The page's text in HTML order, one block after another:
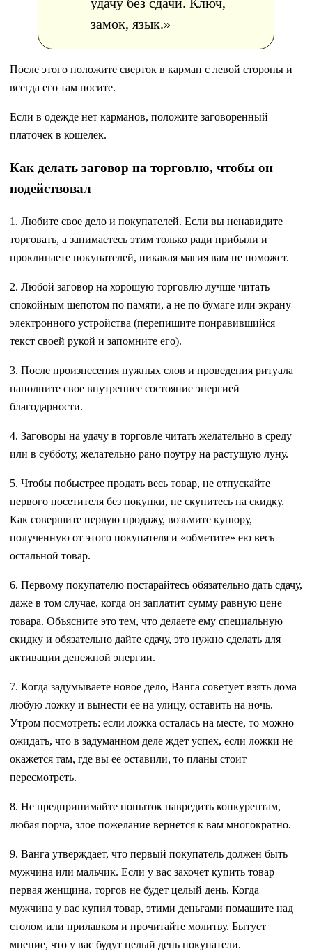
замок, язык.»
После этого положите сверток в карман с левой стороны и
всегда его там носите.
Если в одежде нет карманов, положите заговоренный
платочек в кошелек.
Как делать заговор на торговлю, чтобы он
подействовал
1. Любите свое дело и покупателей. Если вы ненавидите
торговать, а занимаетесь этим только ради прибыли и
проклинаете покупателей, никакая магия вам не поможет.
2. Любой заговор на хорошую торговлю лучше читать
спокойным шепотом по памяти, а не по бумаге или экрану
электронного устройства (перепишите понравившийся
текст своей рукой и запомните его).
3. После произнесения нужных слов и проведения ритуала
наполните свое внутреннее состояние энергией
благодарности.
4. Заговоры на удачу в торговле читать желательно в среду
или в субботу, желательно рано поутру на растущую луну.
5. Чтобы побыстрее продать весь товар, не отпускайте
первого посетителя без покупки, не скупитесь на скидку.
Как совершите первую продажу, возьмите купюру,
полученную от этого покупателя и «обметите» ею весь
остальной товар.
6. Первому покупателю постарайтесь обязательно дать сдачу,
даже в том случае, когда он заплатит сумму равную цене
товара. Объясните это тем, что делаете ему специальную
скидку и обязательно дайте сдачу, это нужно сделать для
активации денежной энергии.
7. Когда задумываете новое дело, Ванга советует взять дома
любую ложку и вынести ее на улицу, оставить на ночь.
Утром посмотреть: если ложка осталась на месте, то можно
ожидать, что в задуманном деле ждет успех, если ложки не
окажется там, где вы ее оставили, то планы стоит
пересмотреть.
8. Не предпринимайте попыток навредить конкурентам,
любая порча, злое пожелание вернется к вам многократно.
9. Ванга утверждает, что первый покупатель должен быть
мужчина или мальчик. Если у вас захочет купить товар
первая женщина, торгов не будет целый день. Когда
мужчина у вас купил товар, этими деньгами помашите над
столом или прилавком и прочитайте молитву. Бытует
мнение, что у вас будут целый день покупатели.